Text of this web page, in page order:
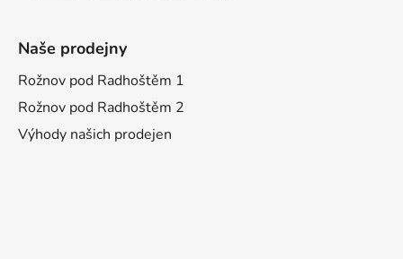
Naše prodejny
Rožnov pod Radhoštěm 1
Rožnov pod Radhoštěm 2
Výhody našich prodejen